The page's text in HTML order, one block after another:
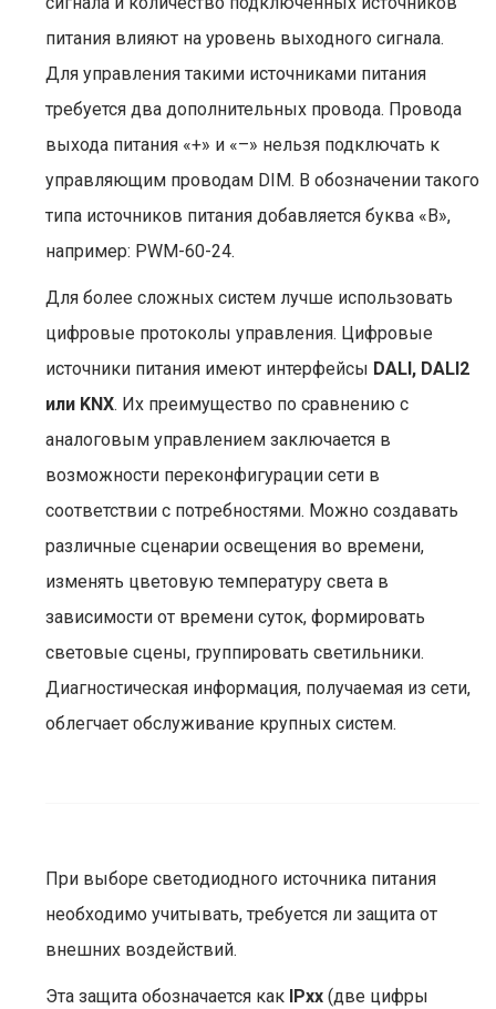
питания влияют на уровень выходного сигнала.
Для управления такими источниками питания
требуется два дополнительных провода. Провода
выхода питания «+» и «–» нельзя подключать к
управляющим проводам DIM. В обозначении такого
типа источников питания добавляется буква «B»,
например: PWM-60-24.
Для более сложных систем лучше использовать
цифровые протоколы управления. Цифровые
источники питания имеют интерфейсы DALI, DALI2
или KNX. Их преимущество по сравнению с
аналоговым управлением заключается в
возможности переконфигурации сети в
соответствии с потребностями. Можно создавать
различные сценарии освещения во времени,
изменять цветовую температуру света в
зависимости от времени суток, формировать
световые сцены, группировать светильники.
Диагностическая информация, получаемая из сети,
облегчает обслуживание крупных систем.
При выборе светодиодного источника питания
необходимо учитывать, требуется ли защита от
внешних воздействий.
Эта защита обозначается как IPxx (две цифры